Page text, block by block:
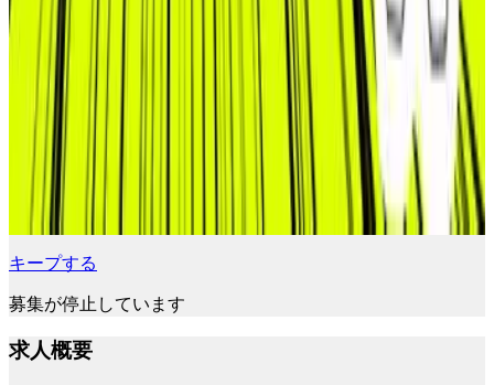
キープする
募集が停止しています
求人概要